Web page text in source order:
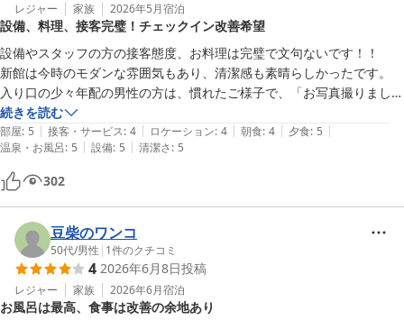
レジャー 家族 2026年5月宿泊
設備、料理、接客完璧！チェックイン改善希望
設備やスタッフの方の接客態度、お料理は完璧で文句ないです！！
新館は今時のモダンな雰囲気もあり、清潔感も素晴らしかったです。
入り口の少々年配の男性の方は、慣れたご様子で、「お写真撮りましょ
うか？」などと声かけいただきありがたかったです。
チェックイン対応の白髪の女性の方もとっても笑顔や言葉遣いが素敵
で、丁寧でした。
一点気になったところとしては、バスで現地に着いた際に10組以上が
同じバスで到着し、チェックインは1名で対応していました。
受付をしない女性スタッフがおり、ようやく途中から受付を始めたので
すが、一組一組丁寧が故に、後半の方は相当待たされたのではないかと
思います。
チェックインのスタッフを5名くらいに増やすか、もう少しシステマチ
ックにしてスムースにした方が顧客満足は格段に上がると思いました。
それ以外は文句なしです！
続きを読む
部屋: 5 | 接客・サービス: 4 | ロケーション: 4 | 朝食: 4 | 夕食: 5 |
温泉・お風呂: 5 | 設備: 5 | 清潔さ: 5
302
豆柴のワンコ
50代/男性 | 1件のクチコミ
4 2026年6月8日投稿
レジャー 家族 2026年6月宿泊
お風呂は最高、食事は改善の余地あり